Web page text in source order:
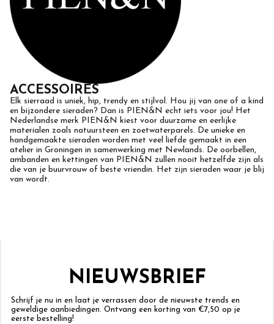
ACCESSOIRES
Elk sierraad is uniek, hip, trendy en stijlvol. Hou jij van one of a kind
en bijzondere sieraden? Dan is PIEN&N echt iets voor jou! Het
Nederlandse merk PIEN&N kiest voor duurzame en eerlijke
materialen zoals natuursteen en zoetwaterparels. De unieke en
handgemaakte sieraden worden met veel liefde gemaakt in een
atelier in Groningen in samenwerking met Newlands. De oorbellen,
ambanden en kettingen van PIEN&N zullen nooit hetzelfde zijn als
die van je buurvrouw of beste vriendin. Het zijn sieraden waar je blij
van wordt.
NIEUWSBRIEF
Schrijf je nu in en laat je verrassen door de nieuwste trends en
geweldige aanbiedingen. Ontvang een korting van €7,50 op je
eerste bestelling!